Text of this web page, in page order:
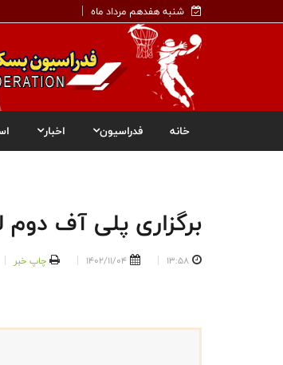
شنبه هفدهم مرداد ماه
خانه فدراسیون اخبار
برگزاری پلی آف دوم
13:58
1402/11/04 چاپ خبر